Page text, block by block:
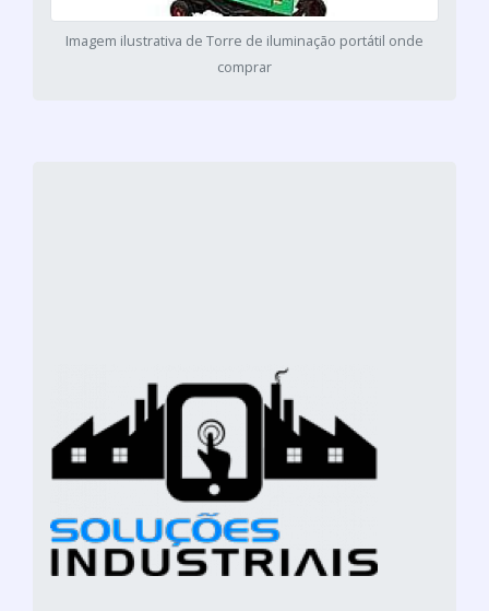
Imagem ilustrativa de Torre de iluminação portátil onde
comprar